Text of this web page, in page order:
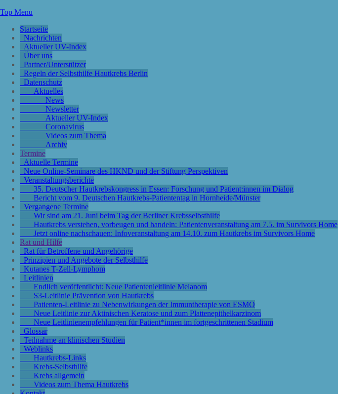
Top Menu
Startseite
Nachrichten
Aktueller UV-Index
Über uns
Partner/Unterstützer
Regeln der Selbsthilfe Hautkrebs Berlin
Datenschutz
Aktuelles
News
Newsletter
Aktueller UV-Index
Coronavirus
Videos zum Thema
Archiv
Termine
Aktuelle Termine
Neue Online-Seminare des HKND und der Stiftung Perspektiven
Veranstaltungsberichte
35. Deutscher Hautkrebskongress in Essen: Forschung und Patient:innen im Dialog
Bericht vom 9. Deutschen Hautkrebs-Patiententag in Hornheide/Münster
Vergangene Termine
Wir sind am 21. Juni beim Tag der Berliner Krebsselbsthilfe
Hautkrebs verstehen, vorbeugen und handeln: Patientenveranstaltung am 7.5. im Survivors Home
Jetzt online nachschauen: Infoveranstaltung am 14.10. zum Hautkrebs im Survivors Home
Rat und Hilfe
Rat für Betroffene und Angehörige
Prinzipien und Angebote der Selbsthilfe
Kutanes T-Zell-Lymphom
Leitlinien
Endlich veröffentlicht: Neue Patientenleitlinie Melanom
S3-Leitlinie Prävention von Hautkrebs
Patienten-Leitlinie zu Nebenwirkungen der Immuntherapie von ESMO
Neue Leitlinie zur Aktinischen Keratose und zum Plattenepithelkarzinom
Neue Leitlinienempfehlungen für Patient*innen im fortgeschrittenen Stadium
Glossar
Teilnahme an klinischen Studien
Weblinks
Hautkrebs-Links
Krebs-Selbsthilfe
Krebs allgemein
Videos zum Thema Hautkrebs